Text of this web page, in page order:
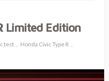
Limited Edition
test
Honda Civic Type R